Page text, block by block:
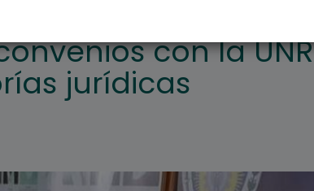
con la UNR
jurídicas